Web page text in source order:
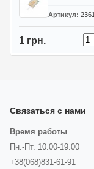
Артикул
1 грн.
Связаться с нами
Время работы
Пн.-Пт. 10.00-19.00
+38(068)831-61-91